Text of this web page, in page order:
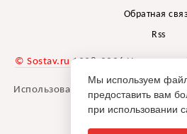
Обратная
Rss
© Sostav.ru 1998-2026
агентства
Использование материалов
указании
Мы используем
предоставить вам
при использовании